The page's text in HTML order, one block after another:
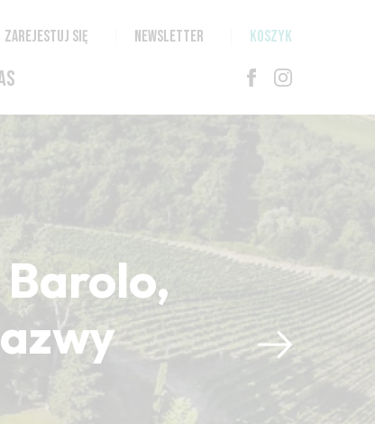
ZAREJESTUJ SIĘ NEWSLETTER KOSZYK